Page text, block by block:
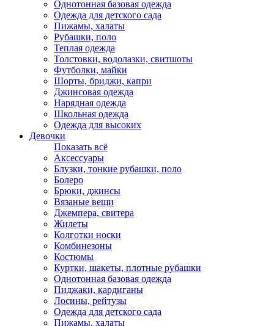
Однотонная базовая одежда
Одежда для детского сада
Пижамы, халаты
Рубашки, поло
Теплая одежда
Толстовки, водолазки, свитшоты
Футболки, майки
Шорты, бриджи, капри
Джинсовая одежда
Нарядная одежда
Школьная одежда
Одежда для высоких
Девочки
Показать всё
Аксессуары
Блузки, тонкие рубашки, поло
Болеро
Брюки, джинсы
Вязаные вещи
Джемпера, свитера
Жилеты
Колготки носки
Комбинезоны
Костюмы
Куртки, шакеты, плотные рубашки
Однотонная базовая одежда
Пиджаки, кардиганы
Лосины, рейтузы
Одежда для детского сада
Пижамы, халаты